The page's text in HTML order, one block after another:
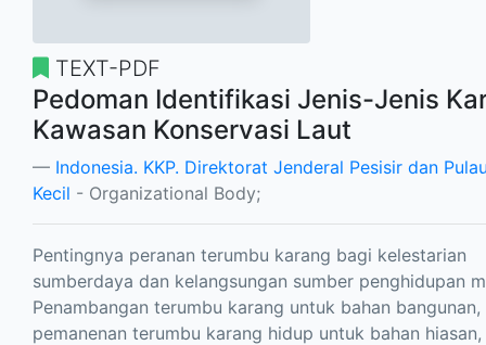
TEXT-PDF
Pedoman Identifikasi Jenis-Jenis
Kawasan Konservasi Laut
Indonesia. KKP. Direktorat Jenderal Pesisir dan
Kecil - Organizational Body;
Pentingnya peranan terumbu karang bagi kelestarian
sumberdaya dan kelangsungan sumber penghidupan
Penambangan terumbu karang untuk bahan bangunan,
pemanenan terumbu karang hidup untuk bahan hiasan,